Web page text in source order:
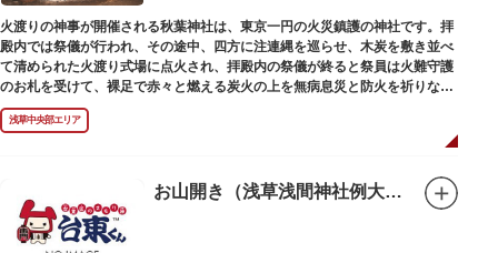
火渡りの神事が開催される秋葉神社は、東京一円の火災鎮護の神社です。拝
殿内では祭儀が行われ、その途中、四方に注連縄を巡らせ、木炭を敷き並べ
て清められた火渡り式場に点火され、拝殿内の祭儀が終ると祭員は火難守護
のお札を受けて、裸足で赤々と燃える炭火の上を無病息災と防火を祈りなが
ら渡ります。
浅草中央部エリア
お山開き（浅草浅間神社例大祭）